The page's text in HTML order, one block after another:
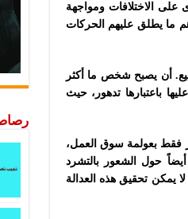
على الاختلافات ومواجهة
ما يطلق عليهم الحركات
أن يصبح شخص ما أكثر
باعتبارها تدهور، حيث
فقط بعولمة سوق العمل،
حول الشعور بالتشرد
يمكن تحقيق هذه العدالة